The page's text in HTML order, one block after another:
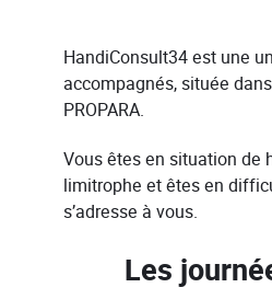
HandiConsult34 est une
accompagnés, située
PROPARA.
Vous êtes en situation de
limitrophe et êtes en
s’adresse à vous.
Les